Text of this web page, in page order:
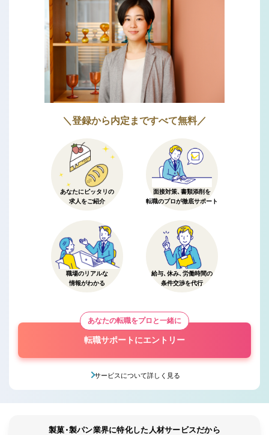
＼登録から内定まですべて無料／
あなたにピッタリの
求人をご紹介
面接対策、書類添削を
転職のプロが徹底サポート
職場のリアルな
情報がわかる
給与、休み、労働時間の
条件交渉を代行
あなたの転職をプロと一緒に
転職サポートにエントリー
サービスについて詳しく見る
製菓・製パン業界に特化した人材サービスだから